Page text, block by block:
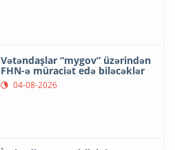
Vətəndaşlar “mygov” üzərindən
FHN-ə müraciət edə biləcəklər
04-08-2026